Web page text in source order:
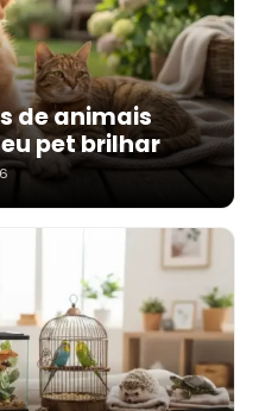
de animais
pet brilhar